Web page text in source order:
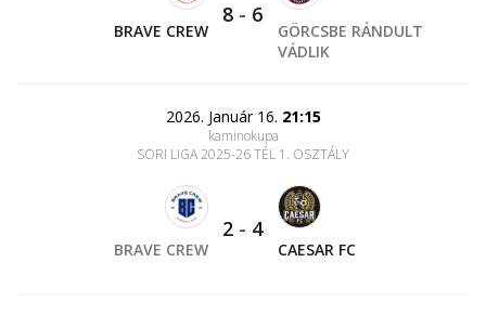
BRAVE CREW
8 - 6
GÖRCSBE RÁNDULT
VÁDLIK
2026. Január 16. 21:15
kaminokupa
SORI LIGA 2025-26 TÉL 1. OSZTÁLY
BRAVE CREW
2 - 4
CAESAR FC